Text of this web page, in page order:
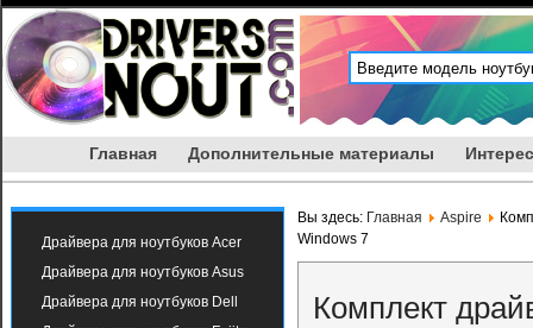
Главная Дополнительные материалы
Драйвера для ноутбуков Acer
Драйвера для ноутбуков Asus
Драйвера для ноутбуков Dell
Вы здесь: Главная Aspire
Windows 7
Комплект